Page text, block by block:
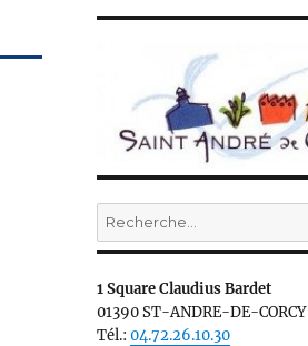
Recherche
pour :
1 Square Claudius Bardet
01390 ST-ANDRE-DE-CORCY
Tél.:04.72.26.10.30